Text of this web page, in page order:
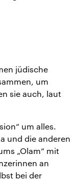
jüdische
um
sie auch, laut
um alles.
und die anderen
„Olam“ mit
an
bei der